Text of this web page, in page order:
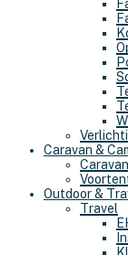
Caravan &
Outdoor &
Travel